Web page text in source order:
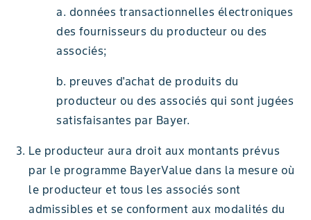
a. données transactionnelles électroniques
des fournisseurs du producteur ou des
associés;
b. preuves d'achat de produits du
producteur ou des associés qui sont jugées
satisfaisantes par Bayer.
Le producteur aura droit aux montants prévus
par le programme BayerValue dans la mesure où
le producteur et tous les associés sont
admissibles et se conforment aux modalités du